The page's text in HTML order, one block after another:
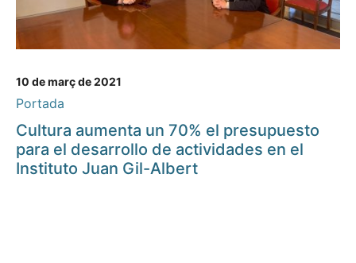
10 de març de 2021
Portada
Cultura aumenta un 70% el presupuesto
para el desarrollo de actividades en el
Instituto Juan Gil-Albert